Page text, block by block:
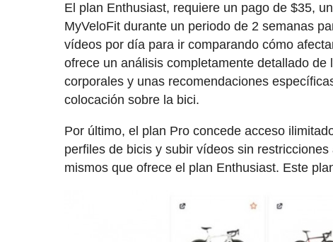
El plan Enthusiast, requiere un pago de $35,
MyVeloFit durante un periodo de 2 semanas
vídeos por día para ir comparando cómo
ofrece un análisis completamente detallado
corporales y unas recomendaciones
colocación sobre la bici.
Por último, el plan Pro concede acceso
perfiles de bicis y subir vídeos sin
mismos que ofrece el plan Enthusiast. Este